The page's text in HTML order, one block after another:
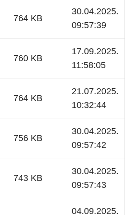
764 KB
30.04.2025.
09:57:39
760 KB
17.09.2025.
11:58:05
764 KB
21.07.2025.
10:32:44
756 KB
30.04.2025.
09:57:42
743 KB
30.04.2025.
09:57:43
04.09.2025.